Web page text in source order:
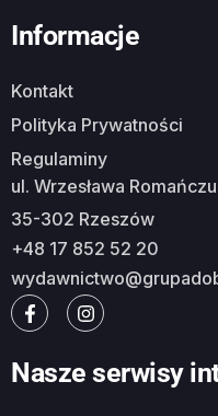
Informacje
Kontakt
Polityka Prywatności
Regulaminy
ul. Wrzesława
35-302 Rzeszów
+48 17 852 52 20
Nasze serwisy